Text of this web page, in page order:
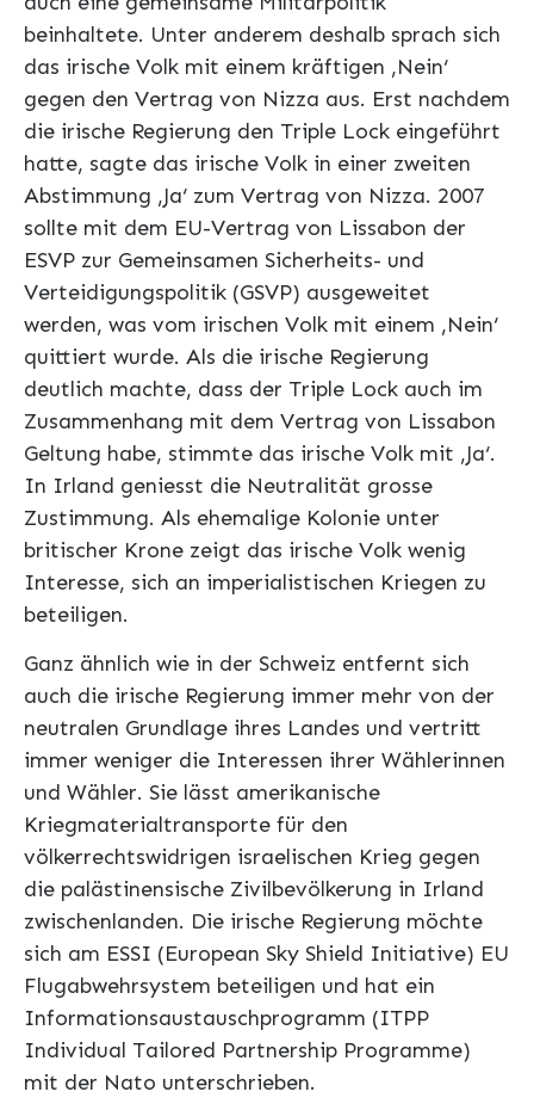
beinhaltete. Unter anderem deshalb sprach sich
das irische Volk mit einem kräftigen ‚Nein‘
gegen den Vertrag von Nizza aus. Erst nachdem
die irische Regierung den Triple Lock eingeführt
hatte, sagte das irische Volk in einer zweiten
Abstimmung ‚Ja‘ zum Vertrag von Nizza. 2007
sollte mit dem EU-Vertrag von Lissabon der
ESVP zur Gemeinsamen Sicherheits- und
Verteidigungspolitik (GSVP) ausgeweitet
werden, was vom irischen Volk mit einem ‚Nein‘
quittiert wurde. Als die irische Regierung
deutlich machte, dass der Triple Lock auch im
Zusammenhang mit dem Vertrag von Lissabon
Geltung habe, stimmte das irische Volk mit ‚Ja‘.
In Irland geniesst die Neutralität grosse
Zustimmung. Als ehemalige Kolonie unter
britischer Krone zeigt das irische Volk wenig
Interesse, sich an imperialistischen Kriegen zu
beteiligen.
Ganz ähnlich wie in der Schweiz entfernt sich
auch die irische Regierung immer mehr von der
neutralen Grundlage ihres Landes und vertritt
immer weniger die Interessen ihrer Wählerinnen
und Wähler. Sie lässt amerikanische
Kriegmaterialtransporte für den
völkerrechtswidrigen israelischen Krieg gegen
die palästinensische Zivilbevölkerung in Irland
zwischenlanden. Die irische Regierung möchte
sich am ESSI (European Sky Shield Initiative) EU
Flugabwehrsystem beteiligen und hat ein
Informationsaustauschprogramm (ITPP
Individual Tailored Partnership Programme)
mit der Nato unterschrieben.